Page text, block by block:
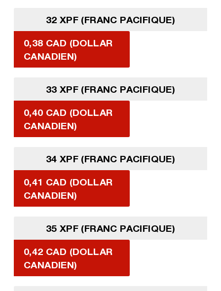
32 XPF (FRANC PACIFIQUE)
0,38 CAD (DOLLAR
CANADIEN)
33 XPF (FRANC PACIFIQUE)
0,40 CAD (DOLLAR
CANADIEN)
34 XPF (FRANC PACIFIQUE)
0,41 CAD (DOLLAR
CANADIEN)
35 XPF (FRANC PACIFIQUE)
0,42 CAD (DOLLAR
CANADIEN)